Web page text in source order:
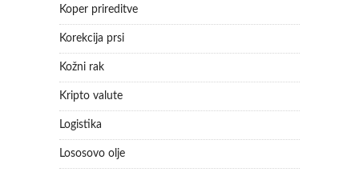
Koper prireditve
Korekcija prsi
Kožni rak
Kripto valute
Logistika
Lososovo olje